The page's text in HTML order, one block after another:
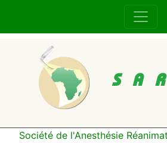
Société de l'Anesthésie